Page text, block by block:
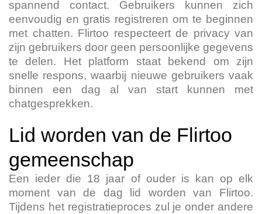
spannend contact. Gebruikers kunnen zich
eenvoudig en gratis registreren om te beginnen
met chatten. Flirtoo respecteert de privacy van
zijn gebruikers door geen persoonlijke gegevens
te delen. Het platform staat bekend om zijn
snelle respons, waarbij nieuwe gebruikers vaak
binnen een dag al van start kunnen met
chatgesprekken.
Lid worden van de Flirtoo
gemeenschap
Een ieder die 18 jaar of ouder is kan op elk
moment van de dag lid worden van Flirtoo.
Tijdens het registratieproces zul je onder andere